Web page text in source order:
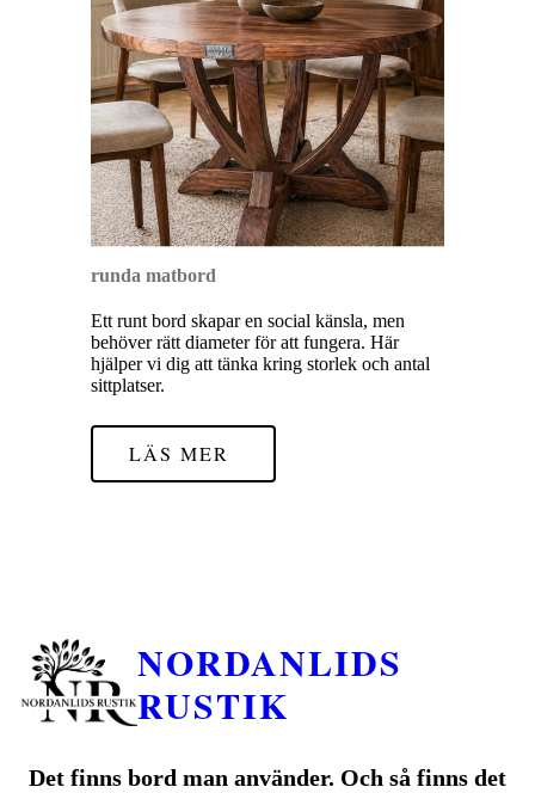
runda matbord
Ett runt bord skapar en social känsla, men
behöver rätt diameter för att fungera. Här
hjälper vi dig att tänka kring storlek och antal
sittplatser.
LÄS MER
NORDANLIDS
RUSTIK
Det finns bord man använder. Och så finns det